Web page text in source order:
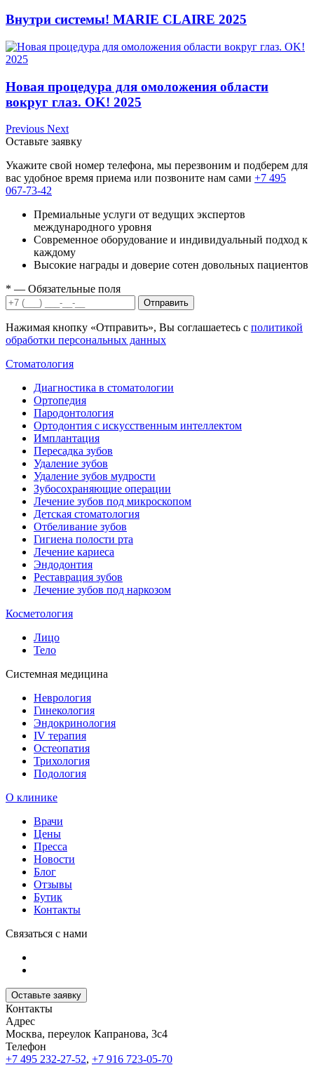
Внутри системы! MARIE CLAIRE 2025
Новая процедура для омоложения области
вокруг глаз. OK! 2025
Previous Next
Оставьте заявку
Укажите свой номер телефона, мы перезвоним и подберем для
вас удобное время приема или позвоните нам сами +7 495
067-73-42
Премиальные услуги от ведущих экспертов
международного уровня
Современное оборудование и индивидуальный подход к
каждому
Высокие награды и доверие сотен довольных пациентов
* — Обязательные поля
Отправить
Нажимая кнопку «Отправить», Вы соглашаетесь с политикой
обработки персональных данных
Стоматология
Диагностика в стоматологии
Ортопедия
Пародонтология
Ортодонтия с искусственным интеллектом
Имплантация
Пересадка зубов
Удаление зубов
Удаление зубов мудрости
Зубосохраняющие операции
Лечение зубов под микроскопом
Детская стоматология
Отбеливание зубов
Гигиена полости рта
Лечение кариеса
Эндодонтия
Реставрация зубов
Лечение зубов под наркозом
Косметология
Лицо
Тело
Системная медицина
Неврология
Гинекология
Эндокринология
IV терапия
Остеопатия
Трихология
Подология
О клинике
Врачи
Цены
Пресса
Новости
Блог
Отзывы
Бутик
Контакты
Связаться с нами
Оставьте заявку
Контакты
Адрес
Москва, переулок Капранова, 3с4
Телефон
+7 495 232-27-52, +7 916 723-05-70